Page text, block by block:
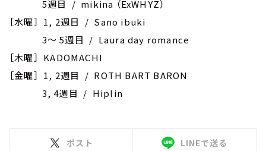
5週目 / mikina （ExWHYZ）
［水曜］ 1, 2週目 / Sano ibuki
3～ 5週目 / Laura day romance
［木曜］ KADOMACHI
［金曜］ 1, 2週目 / ROTH BART BARON
3, 4週目 / Hiplin
ポスト LINEで送る